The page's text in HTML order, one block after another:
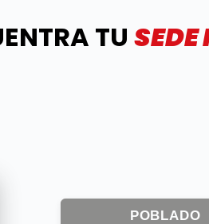
TU
POBLADO